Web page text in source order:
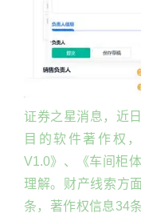
证券之星消息，近
目的软件著作权
V1.0》、《车间柜
理解。财产线索方
条，著作权信息34